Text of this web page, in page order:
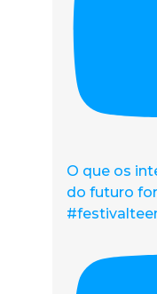
O que os
do futuro